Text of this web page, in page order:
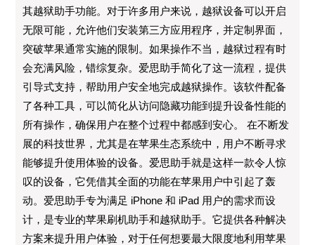
其越狱助手功能。对于许多用户来说，越狱设备可以开启
无限可能，允许他们安装第三方应用程序，并定制界面，
突破苹果通常实施的限制。如果操作不当，越狱过程有时
会充满风险，错综复杂。爱思助手简化了这一流程，提供
引导式支持，帮助用户安全地完成越狱操作。该软件配备
了各种工具，可以简化从访问隐藏功能到提升设备性能的
所有操作，确保用户在整个过程中都感到安心。 在不断发
展的科技世界，尤其是在苹果生态系统中，用户不断寻求
能够提升使用体验的设备。爱思助手就是这样一款令人惊
叹的设备，它凭借其全面的功能在苹果用户中引起了轰
动。爱思助手专为满足 iPhone 和 iPad 用户的需求而设
计，是专业的苹果刷机助手和越狱助手。它提供各种解决
方案来提升用户体验，对于任何想要最大限度地利用苹果